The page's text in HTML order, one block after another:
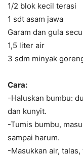
1/2 blok kecil terasi
1 sdt asam jawa
Garam dan gula
1,5 liter air
3 sdm minyak
Cara:
-Haluskan bumbu:
dan kunyit.
-Tumis bumbu,
sampai harum.
-Masukkan air,